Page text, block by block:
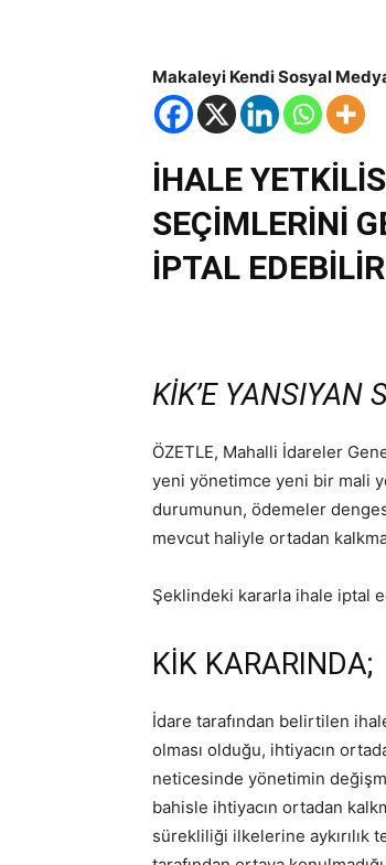
Makaleyi Kendi Sosyal
İHALE
SEÇİMLERİNİ
İPTAL
KİK’E YANSIYAN
ÖZETLE, Mahalli İdareler
yeni yönetimce yeni bir mali
durumunun, ödemeler
mevcut haliyle ortadan
Şeklindeki kararla ihale iptal
KİK KARARINDA;
İdare tarafından belirtilen
olması olduğu, ihtiyacın
neticesinde yönetimin
bahisle ihtiyacın ortadan
sürekliliği ilkelerine